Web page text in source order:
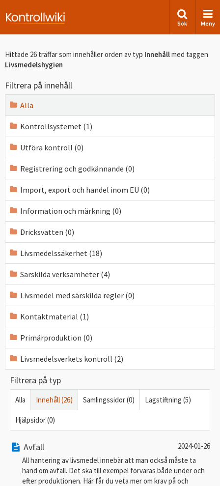
Sök Meny
Hittade 26 träffar som innehåller orden av typ Innehållmed taggen
Livsmedelshygien
Filtrera på innehåll
Alla
Kontrollsystemet (1)
Utföra kontroll (0)
Registrering och godkännande (0)
Import, export och handel inom EU (0)
Information och märkning (0)
Dricksvatten (0)
Livsmedelssäkerhet (18)
Särskilda verksamheter (4)
Livsmedel med särskilda regler (0)
Kontaktmaterial (1)
Primärproduktion (0)
Livsmedelsverkets kontroll (2)
Filtrera på typ
Alla Innehåll (26) Samlingssidor (0) Lagstiftning (5)
Hjälpsidor (0)
Avfall
2024-01-26
All hantering av livsmedel innebär att man också måste ta
hand om avfall. Det ska till exempel förvaras både under och
efter produktionen. Här får du veta mer om krav på och